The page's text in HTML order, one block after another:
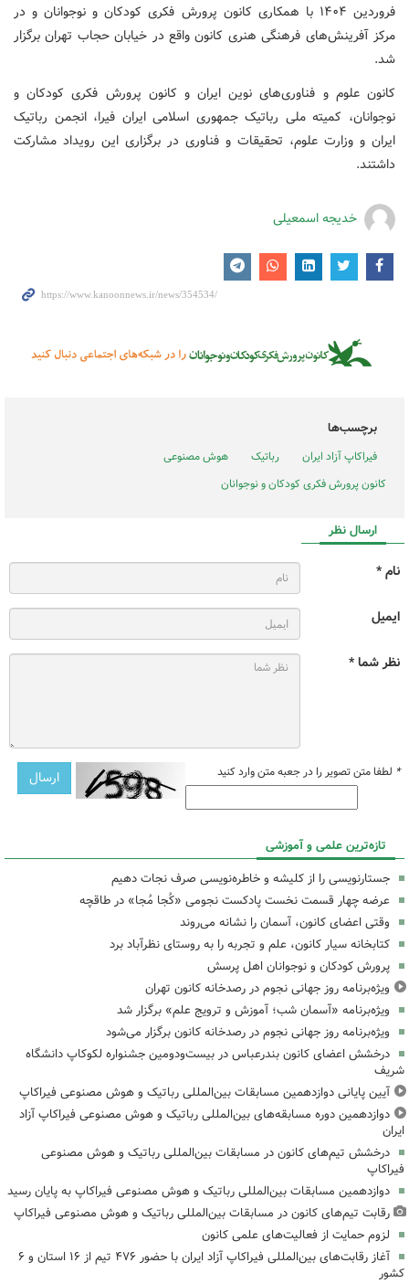
فروردین‌ ۱۴۰۴ با همکاری کانون پرورش فکری کودکان و نوجوانان و در
مرکز آفرینش‌های فرهنگی هنری کانون واقع در خیابان حجاب تهران برگزار
شد.
کانون علوم و فناوری‌های نوین ایران و کانون پرورش فکری کودکان و
نوجوانان، کمیته ملی رباتیک جمهوری اسلامی ایران فیرا، انجمن رباتیک
ایران و وزارت علوم، تحقیقات و فناوری در برگزاری این رویداد مشارکت
داشتند.
خدیجه اسمعیلی
برچسب‌ها
فیراکاپ آزاد ایران رباتیک
هوش مصنوعی
کانون پرورش فکری کودکان و نوجوانان
ارسال نظر
نام *
ایمیل
نظر شما *
* لطفا متن تصویر را در جعبه متن وارد کنید
تازه‌ترین علمی و آموزشی
جستارنویسی را از کلیشه و خاطره‌نویسی صرف نجات دهیم
عرضه چهار قسمت نخست پادکست نجومی «کُجا مُجا» در طاقچه
وقتی اعضای کانون، آسمان را نشانه می‌روند
کتابخانه سیار کانون، علم و تجربه را به روستای نظرآباد برد
پرورش کودکان و نوجوانان اهل پرسش
ویژه‌برنامه‌ روز جهانی نجوم در رصدخانه کانون تهران
ویژه‌برنامه «آسمان شب؛ آموزش و ترویج علم» برگزار شد
ویژه‌برنامه روز جهانی نجوم در رصدخانه کانون برگزار می‌شود
درخشش اعضای کانون بندرعباس در بیست‌ودومین جشنواره لکوکاپ دانشگاه
شریف
آیین پایانی دوازدهمین مسابقات بین‌المللی رباتیک و هوش مصنوعی فیراکاپ
دوازدهمین دوره مسابقه‌های بین‌المللی رباتیک و هوش مصنوعی فیراکاپ آزاد
ایران
درخشش تیم‌های کانون در مسابقات بین‌المللی رباتیک و هوش مصنوعی
فیراکاپ
دوازدهمین مسابقات بین‌المللی رباتیک و هوش مصنوعی فیراکاپ به پایان رسید
رقابت تیم‌های کانون در مسابقات بین‌المللی رباتیک و هوش مصنوعی فیراکاپ
لزوم حمایت از فعالیت‌های علمی کانون
آغاز رقابت‌های بین‌المللی فیراکاپ آزاد ایران با حضور ۴۷۶ تیم از ۱۶ استان و ۶
کشور